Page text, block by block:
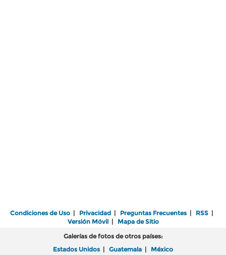
Condiciones de Uso | Privacidad | Preguntas Frecuentes | RSS |
Versión Móvil| Mapa de Sitio
Galerías de fotos de otros países:
Estados Unidos | Guatemala | México